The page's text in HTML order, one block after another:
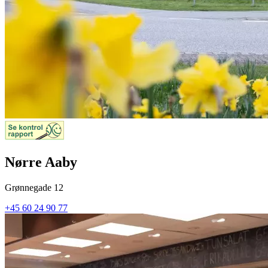
Nørre Aaby
Grønnegade 12
+45 60 24 90 77